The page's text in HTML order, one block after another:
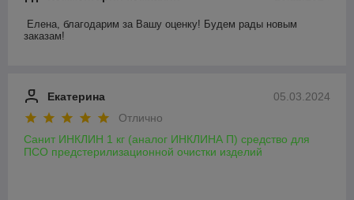
Елена, благодарим за Вашу оценку! Будем рады новым
заказам!
05.03.2024
Екатерина
Отлично
Санит ИНКЛИН 1 кг (аналог ИНКЛИНА П) средство для
ПСО предстерилизационной очистки изделий